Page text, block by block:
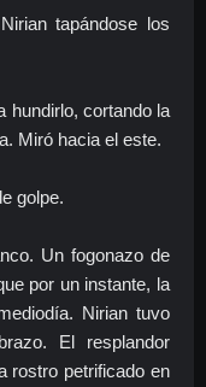
tapándose los
hundirlo, cortando la
Miró hacia el este.
golpe.
Un fogonazo de
por un instante, la
Nirian tuvo
El resplandor
rostro petrificado en